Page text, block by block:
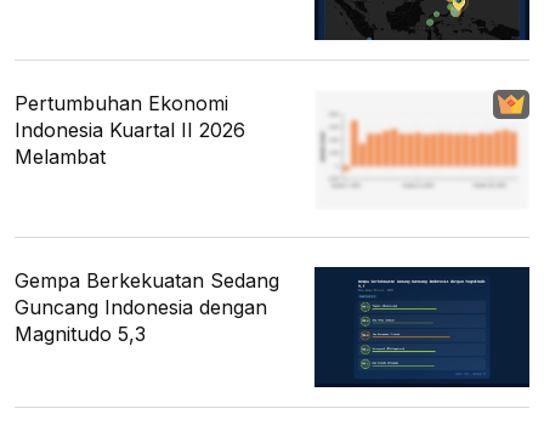
Pertumbuhan Ekonomi
Indonesia Kuartal II 2026
Melambat
Gempa Berkekuatan Sedang
Guncang Indonesia dengan
Magnitudo 5,3